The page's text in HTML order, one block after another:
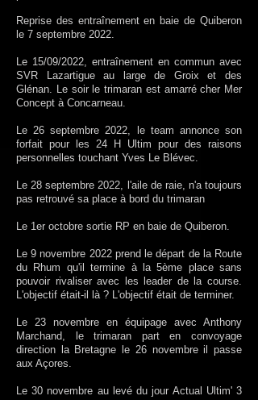
Reprise des entraînement en baie de Quiberon
le 7 septembre 2022.
Le 15/09/2022, entraînement en commun avec
SVR Lazartigue au large de Groix et des
Glénan. Le soir le trimaran est amarré cher Mer
Concept à Concarneau.
Le 26 septembre 2022, le team annonce son
forfait pour les 24 H Ultim pour des raisons
personnelles touchant Yves Le Blévec.
Le 28 septembre 2022, l'aile de raie, n'a toujours
pas retrouvé sa place à bord du trimaran
Le 1er octobre sortie RP en baie de Quiberon.
Le 9 novembre 2022 prend le départ de la Route
du Rhum qu'il termine à la 5ème place sans
pouvoir rivaliser avec les leader de la course.
L'objectif était-il là ? L'objectif était de terminer.
Le 23 novembre en équipage avec Anthony
Marchand, le trimaran part en convoyage
direction la Bretagne le 26 novembre il passe
aux Açores.
Le 30 novembre au levé du jour Actual Ultim' 3